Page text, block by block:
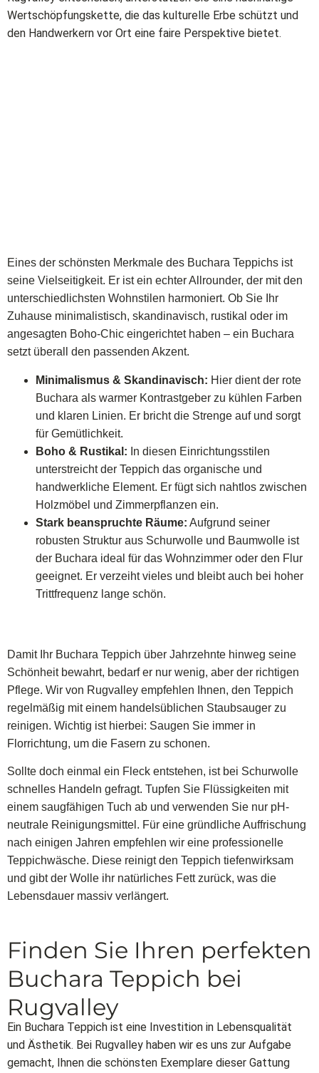
Wertschöpfungskette, die das kulturelle Erbe schützt und
den Handwerkern vor Ort eine faire Perspektive bietet.
Eines der schönsten Merkmale des Buchara Teppichs ist
seine Vielseitigkeit. Er ist ein echter Allrounder, der mit den
unterschiedlichsten Wohnstilen harmoniert. Ob Sie Ihr
Zuhause minimalistisch, skandinavisch, rustikal oder im
angesagten Boho-Chic eingerichtet haben – ein Buchara
setzt überall den passenden Akzent.
Minimalismus & Skandinavisch: Hier dient der rote
Buchara als warmer Kontrastgeber zu kühlen Farben
und klaren Linien. Er bricht die Strenge auf und sorgt
für Gemütlichkeit.
Boho & Rustikal: In diesen Einrichtungsstilen
unterstreicht der Teppich das organische und
handwerkliche Element. Er fügt sich nahtlos zwischen
Holzmöbel und Zimmerpflanzen ein.
Stark beanspruchte Räume: Aufgrund seiner
robusten Struktur aus Schurwolle und Baumwolle ist
der Buchara ideal für das Wohnzimmer oder den Flur
geeignet. Er verzeiht vieles und bleibt auch bei hoher
Trittfrequenz lange schön.
Damit Ihr Buchara Teppich über Jahrzehnte hinweg seine
Schönheit bewahrt, bedarf er nur wenig, aber der richtigen
Pflege. Wir von Rugvalley empfehlen Ihnen, den Teppich
regelmäßig mit einem handelsüblichen Staubsauger zu
reinigen. Wichtig ist hierbei: Saugen Sie immer in
Florrichtung, um die Fasern zu schonen.
Sollte doch einmal ein Fleck entstehen, ist bei Schurwolle
schnelles Handeln gefragt. Tupfen Sie Flüssigkeiten mit
einem saugfähigen Tuch ab und verwenden Sie nur pH-
neutrale Reinigungsmittel. Für eine gründliche Auffrischung
nach einigen Jahren empfehlen wir eine professionelle
Teppichwäsche. Diese reinigt den Teppich tiefenwirksam
und gibt der Wolle ihr natürliches Fett zurück, was die
Lebensdauer massiv verlängert.
Finden Sie Ihren perfekten
Buchara Teppich bei
Rugvalley
Ein Buchara Teppich ist eine Investition in Lebensqualität
und Ästhetik. Bei Rugvalley haben wir es uns zur Aufgabe
gemacht, Ihnen die schönsten Exemplare dieser Gattung